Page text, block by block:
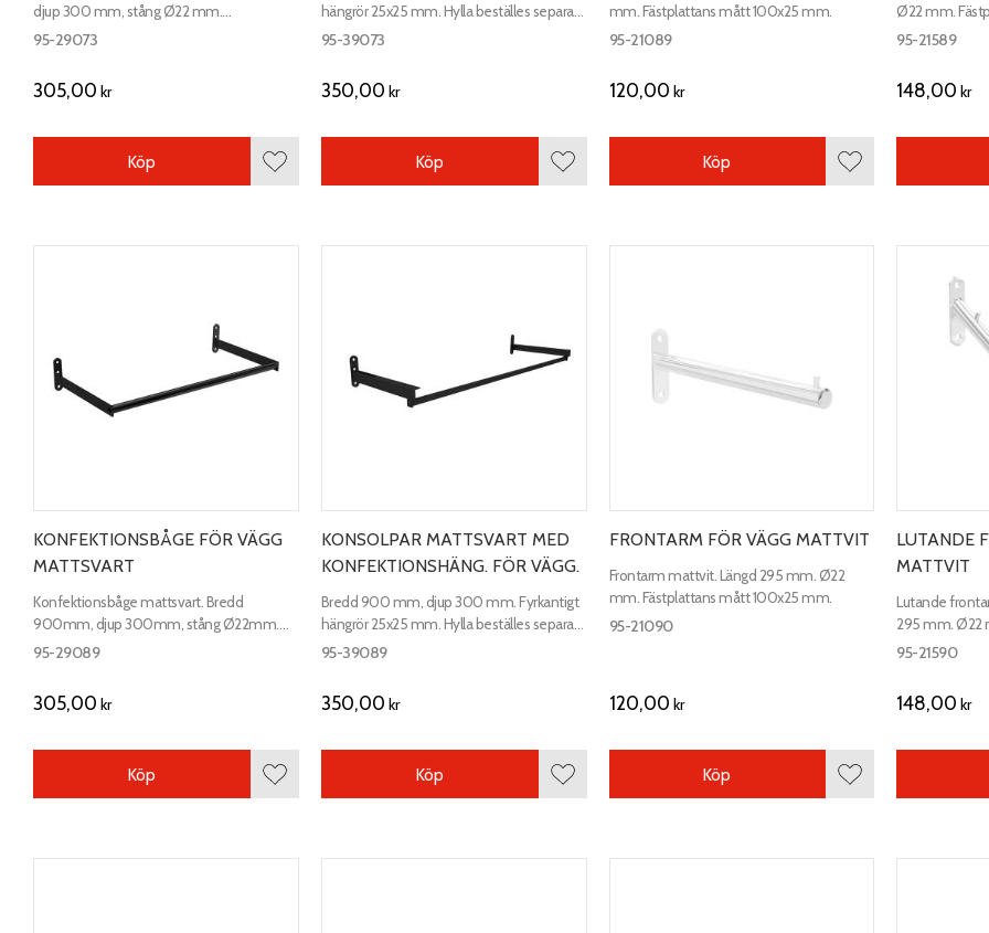
djup 300 mm, stång Ø22 mm.
Fästplattornas mått 100x25 mm.
95-29073
305,00 kr
Lägg till i favoriter
Köp
hängrör 25x25 mm. Hylla beställes separat.
Vid köp av hyllor ingår skruv till konsolerna.
95-39073
350,00 kr
Lägg till i favoriter
Köp
mm. Fästplattans mått 100x25 mm.
95-21089
120,00 kr
Lägg till i favoriter
Köp
Ø22 mm.
95-21589
148,00 kr
KONFEKTIONSBÅGE FÖR VÄGG
MATTSVART
Konfektionsbåge mattsvart. Bredd
900mm, djup 300mm, stång Ø22mm.
Fästplattans mått 100x25 mm.
95-29089
305,00 kr
Lägg till i favoriter
Köp
KONSOLPAR MATTSVART MED
KONFEKTIONSHÄNG. FÖR VÄGG.
Bredd 900 mm, djup 300 mm. Fyrkantigt
hängrör 25x25 mm. Hylla beställes separat.
Vid köp av hyllor ingår skruv till konsolerna.
95-39089
350,00 kr
Lägg till i favoriter
Köp
FRONTARM FÖR VÄGG MATTVIT
Frontarm mattvit. Längd 295 mm. Ø22
mm. Fästplattans mått 100x25 mm.
95-21090
120,00 kr
Lägg till i favoriter
Köp
LUTANDE
MATTVIT
Lutande
295 mm. Ø22
10x25 mm.
95-21590
148,00 kr